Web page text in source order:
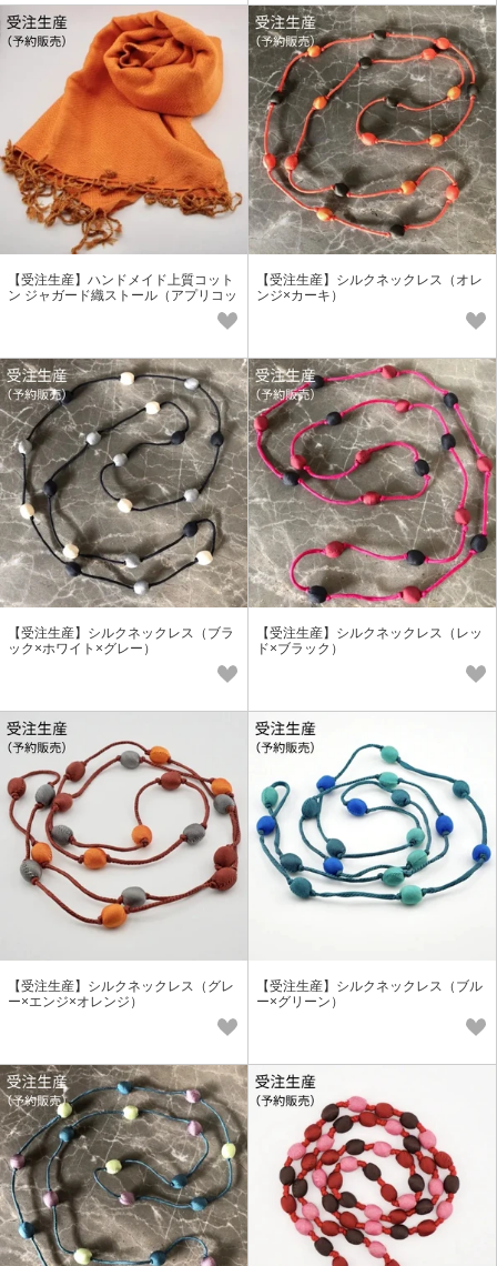
【受注生産】ハンドメイド上質コット
ン ジャガード織ストール（アプリコッ
【受注生産】シルクネックレス（オレ
ンジ×カーキ）
【受注生産】シルクネックレス（ブラ
ック×ホワイト×グレー）
【受注生産】シルクネックレス（レッ
ド×ブラック）
【受注生産】シルクネックレス（グレ
ー×エンジ×オレンジ）
【受注生産】シルクネックレス（ブル
ー×グリーン）